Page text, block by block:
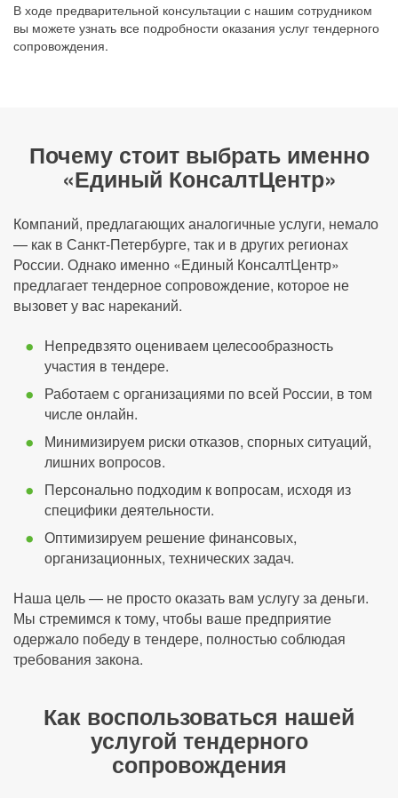
В ходе предварительной консультации с нашим сотрудником
вы можете узнать все подробности оказания услуг тендерного
сопровождения.
Почему стоит выбрать именно
«Единый КонсалтЦентр»
Компаний, предлагающих аналогичные услуги, немало
— как в Санкт-Петербурге, так и в других регионах
России. Однако именно «Единый КонсалтЦентр»
предлагает тендерное сопровождение, которое не
вызовет у вас нареканий.
Непредвзято оцениваем целесообразность
участия в тендере.
Работаем с организациями по всей России, в том
числе онлайн.
Минимизируем риски отказов, спорных ситуаций,
лишних вопросов.
Персонально подходим к вопросам, исходя из
специфики деятельности.
Оптимизируем решение финансовых,
организационных, технических задач.
Наша цель — не просто оказать вам услугу за деньги.
Мы стремимся к тому, чтобы ваше предприятие
одержало победу в тендере, полностью соблюдая
требования закона.
Как воспользоваться нашей
услугой тендерного
сопровождения